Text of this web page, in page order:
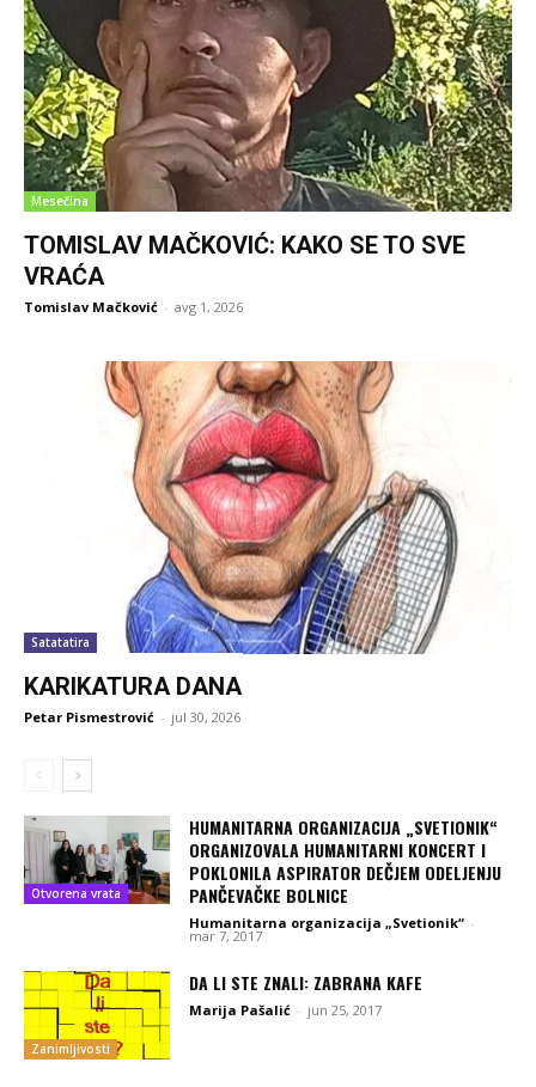
Mesečina
TOMISLAV MAČKOVIĆ: KAKO SE TO SVE
VRAĆA
Tomislav Mačković - avg 1, 2026
Satatatira
KARIKATURA DANA
Petar Pismestrović - jul 30, 2026
Otvorena vrata
HUMANITARNA ORGANIZACIJA „SVETIONIK“
ORGANIZOVALA HUMANITARNI KONCERT I
POKLONILA ASPIRATOR DEČJEM ODELJENJU
PANČEVAČKE BOLNICE
Humanitarna organizacija „Svetionik“ -
mar 7, 2017
Zanimljivosti
DA LI STE ZNALI: ZABRANA KAFE
Marija Pašalić - jun 25, 2017